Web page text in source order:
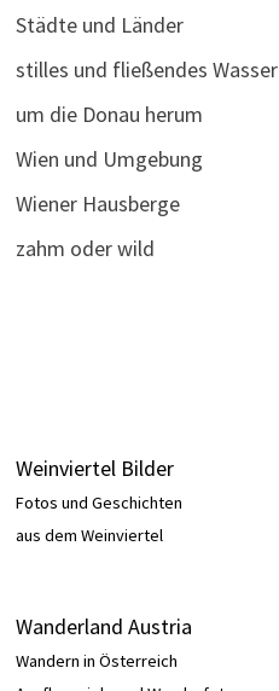
Städte und Länder
stilles und fließendes Wasser
um die Donau herum
Wien und Umgebung
Wiener Hausberge
zahm oder wild
Weinviertel Bilder
Fotos und Geschichten
aus dem Weinviertel
Wanderland Austria
Wandern in Österreich